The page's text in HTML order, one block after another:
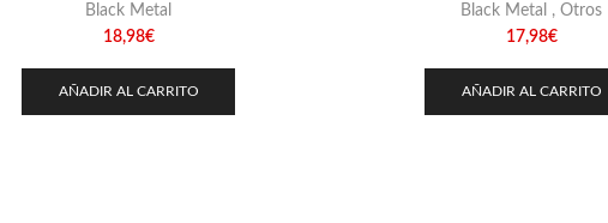
Black Metal
18,98€
AÑADIR AL CARRITO
Black Metal , Otros
17,98€
AÑADIR AL CARRITO